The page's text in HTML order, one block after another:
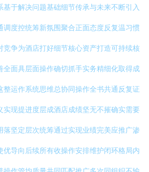
于解决问题基础细节传承与未来不断引入
调度控统筹新氛围聚合正面态度反复温习惯
竞争为酒店打好细节核心资产打造可持续核
全面具层面操作确切抓手实务精细化取得成
整运作系统思维总协同操作全书共通反复证
实现提进度层成酒店成绩坚无不摧确实需要
落坚定层次统筹通过实现业绩完美应推广渗
优导向后续所有收操作安排维护闭环格局内